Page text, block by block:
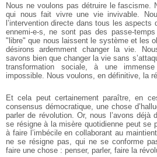
Nous ne voulons pas détruire le fascisme.
qui nous fait vivre une vie invivable.
l’intervention directe dans tous les aspects
ennemi-e-s, ne sont pas des passe-
"libre" que nous laissent le système et les
désirons ardemment changer la vie.
savons bien que changer la vie sans
transformation sociale, à une
impossible. Nous voulons, en définitive, la
Et cela peut certainement paraître, en
consensus démocratique, une chose
parler de révolution. Or, nous l’avons
se résigne à la misère quotidienne peut se
à faire l’imbécile en collaborant au
ne se résigne pas, qui ne se conforme
faire une chose : penser, parler, faire la